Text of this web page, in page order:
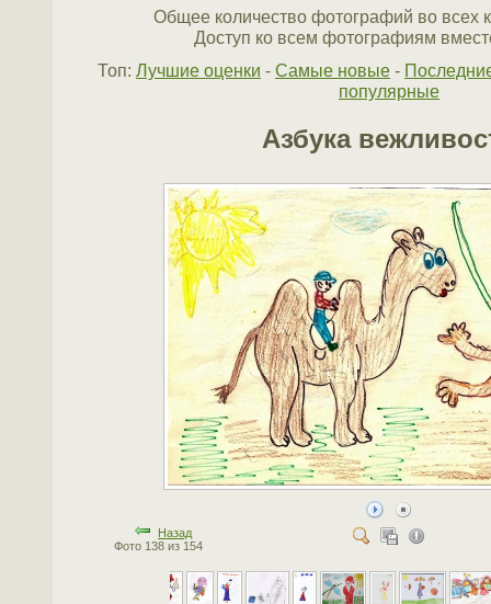
Общее количество фотографий во всех
Доступ ко всем фотографиям
Топ: Лучшие оценки - Самые новые -
популярные
Азбука
Назад
Фото 138 из 154